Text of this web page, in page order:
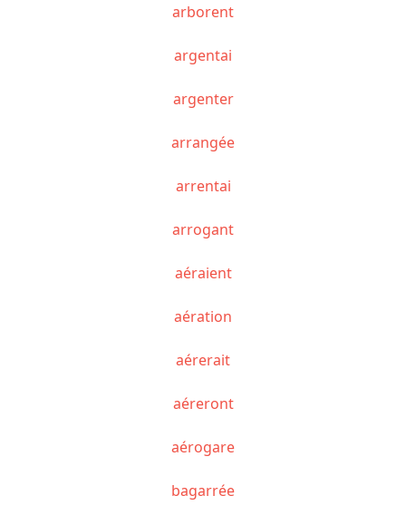
arborent
argentai
argenter
arrangée
arrentai
arrogant
aéraient
aération
aérerait
aéreront
aérogare
bagarrée